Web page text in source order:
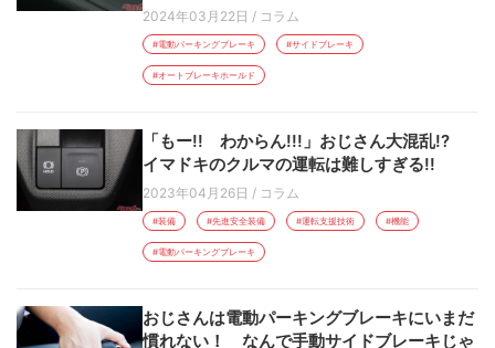
2024年03月22日 / コラム
#電動パーキングブレーキ #サイドブレーキ
#オートブレーキホールド
「もー!! わからん!!!」おじさん大混乱!?
イマドキのクルマの運転は難しすぎる!!
2023年04月26日 / コラム
#装備 #先進安全装備 #運転支援技術 #機能
#電動パーキングブレーキ
おじさんは電動パーキングブレーキにいまだ
慣れない！ なんで手動サイドブレーキじゃ